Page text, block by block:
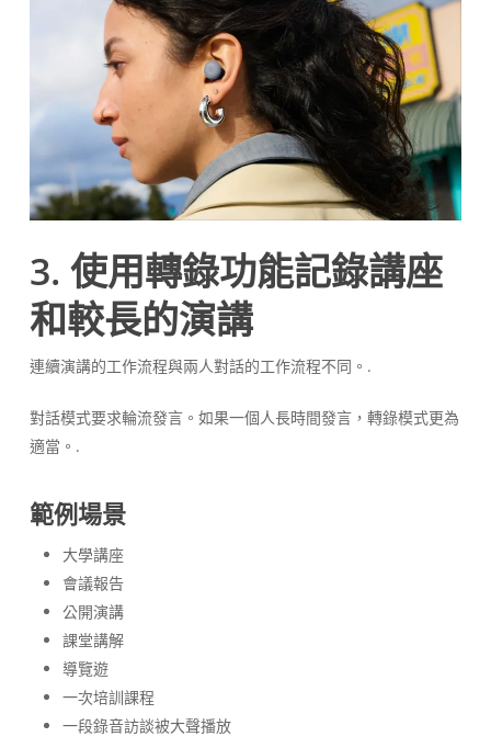
3. 使用轉錄功能記錄講座
和較長的演講
連續演講的工作流程與兩人對話的工作流程不同。.
對話模式要求輪流發言。如果一個人長時間發言，轉錄模式更為
適當。.
範例場景
大學講座
會議報告
公開演講
課堂講解
導覽遊
一次培訓課程
一段錄音訪談被大聲播放